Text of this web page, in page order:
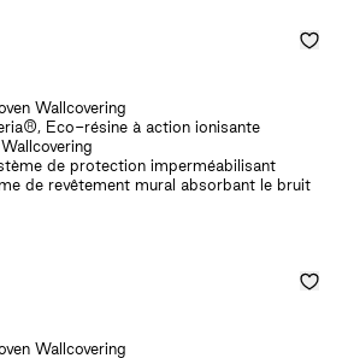
Wallcovering
Eco-résine à action ionisante
de protection imperméabilisant
de revêtement mural absorbant le bruit
Wallcovering